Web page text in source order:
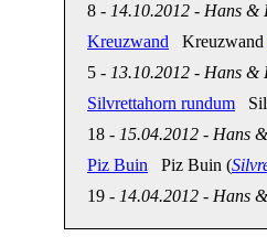
8 - 14.10.2012 - Hans &
Kreuzwand Kreuzwand
5 - 13.10.2012 - Hans &
Silvrettahorn rundum
18 - 15.04.2012 - Hans
Piz Buin Piz Buin (
19 - 14.04.2012 - Hans